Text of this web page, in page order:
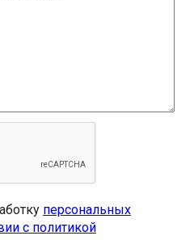
персональных
с политикой